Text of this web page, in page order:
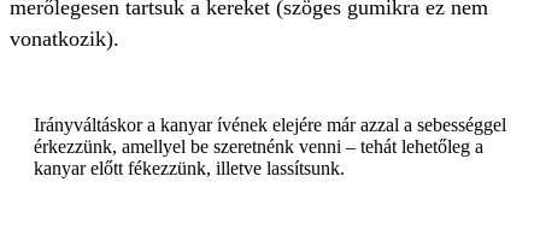
merőlegesen tartsuk a kereket (szöges gumikra ez nem
vonatkozik).
Irányváltáskor a kanyar ívének elejére már azzal a sebességgel
érkezzünk, amellyel be szeretnénk venni – tehát lehetőleg a
kanyar előtt fékezzünk, illetve lassítsunk.